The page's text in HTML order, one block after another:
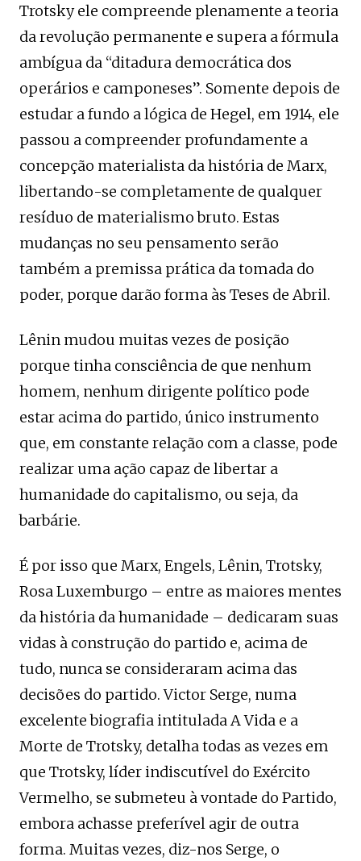
Trotsky ele compreende plenamente a teoria
da revolução permanente e supera a fórmula
ambígua da “ditadura democrática dos
operários e camponeses”. Somente depois de
estudar a fundo a lógica de Hegel, em 1914, ele
passou a compreender profundamente a
concepção materialista da história de Marx,
libertando-se completamente de qualquer
resíduo de materialismo bruto. Estas
mudanças no seu pensamento serão
também a premissa prática da tomada do
poder, porque darão forma às Teses de Abril.
Lênin mudou muitas vezes de posição
porque tinha consciência de que nenhum
homem, nenhum dirigente político pode
estar acima do partido, único instrumento
que, em constante relação com a classe, pode
realizar uma ação capaz de libertar a
humanidade do capitalismo, ou seja, da
barbárie.
É por isso que Marx, Engels, Lênin, Trotsky,
Rosa Luxemburgo – entre as maiores mentes
da história da humanidade – dedicaram suas
vidas à construção do partido e, acima de
tudo, nunca se consideraram acima das
decisões do partido. Victor Serge, numa
excelente biografia intitulada A Vida e a
Morte de Trotsky, detalha todas as vezes em
que Trotsky, líder indiscutível do Exército
Vermelho, se submeteu à vontade do Partido,
embora achasse preferível agir de outra
forma. Muitas vezes, diz-nos Serge, o